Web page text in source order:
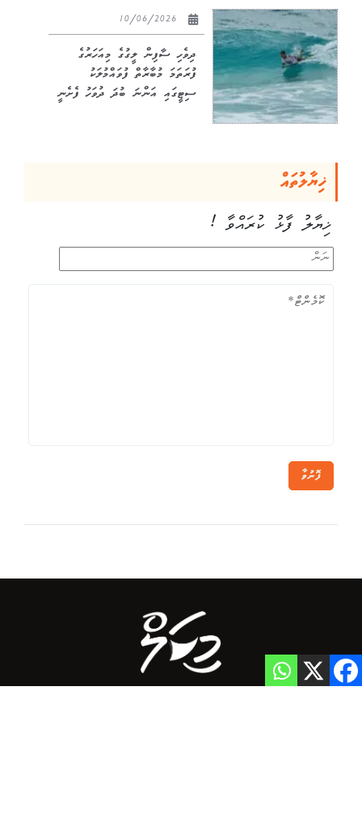
ދިވެހި ސާފިން ލީގުގެ މިއަހަރުގެ
ފުރަތަމަ މުބާރާތް ފުވައްމުލަކު
ސިޓީގައި އަންނަ ބުދަ ދުވަހު ފެށެނީ
ޚިޔާލުތައް
ޚިޔާލު ފާޅު ކުރައްވާ !
ފޮނުވާ